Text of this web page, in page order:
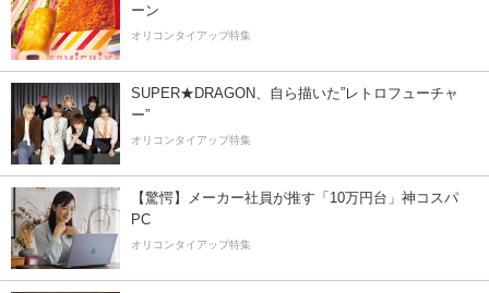
ーン
オリコンタイアップ特集
SUPER★DRAGON、自ら描いた”レトロフューチャ
ー”
オリコンタイアップ特集
【驚愕】メーカー社員が推す「10万円台」神コスパ
PC
オリコンタイアップ特集